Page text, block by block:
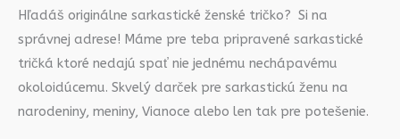
Hľadáš originálne sarkastické ženské tričko? Si na
správnej adrese! Máme pre teba pripravené sarkastické
tričká ktoré nedajú spať nie jednému nechápavému
okoloidúcemu. Skvelý darček pre sarkastickú ženu na
narodeniny, meniny, Vianoce alebo len tak pre potešenie.